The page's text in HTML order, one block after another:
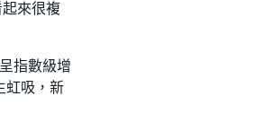
來很複
指數級增
虹吸，新